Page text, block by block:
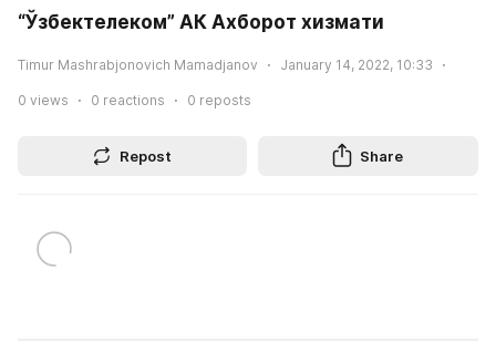
“Ўзбектелеком” АК Ахборот хизмати
Timur Mashrabjonovich Mamadjanov January 14, 2022, 10:33
0 views 0 reactions 0 reposts
Repost Share